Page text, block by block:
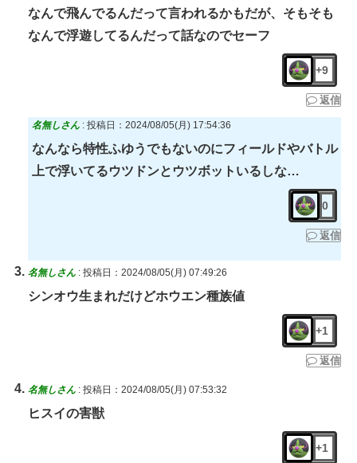
なんで飛んでるんだって言われるかもだが、そもそも
なんで浮遊してるんだって話なのでセーフ
+9
返信
名無しさん : 投稿日：2024/08/05(月) 17:54:36
なんなら特性ふゆうでもないのにフィールドやバトル
上で浮いてるウツドンとウツボットいるしな…
0
返信
名無しさん : 投稿日：2024/08/05(月) 07:49:26
シンオウ生まれだけどホウエン種族値
+1
返信
名無しさん : 投稿日：2024/08/05(月) 07:53:32
ヒスイの害獣
+1